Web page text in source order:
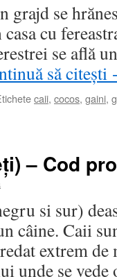
grajd se
cu
se află
să citești
caii, cocos, gaini,
– Cod
si sur)
câine. Caii
extrem
unde se